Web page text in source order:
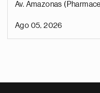
Av. Amazonas
Ago 05, 2026